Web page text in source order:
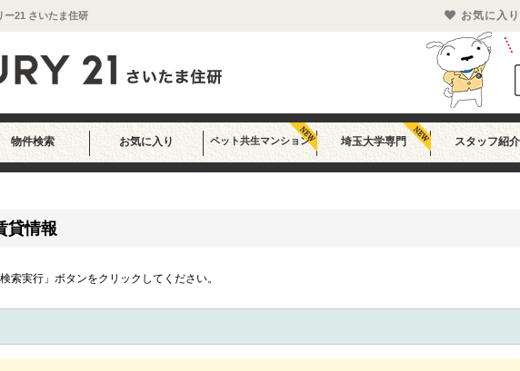
ー21 さいたま住研
物件検索 お気に入り ペット共生マンション 埼玉大学専門 スタッフ紹介
貸情報
索実行」ボタンをクリックしてください。
お気に入り